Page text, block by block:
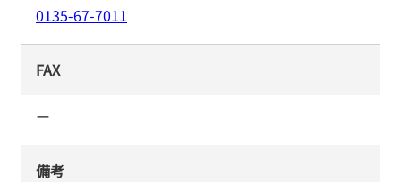
0135-67-7011
FAX
ー
備考